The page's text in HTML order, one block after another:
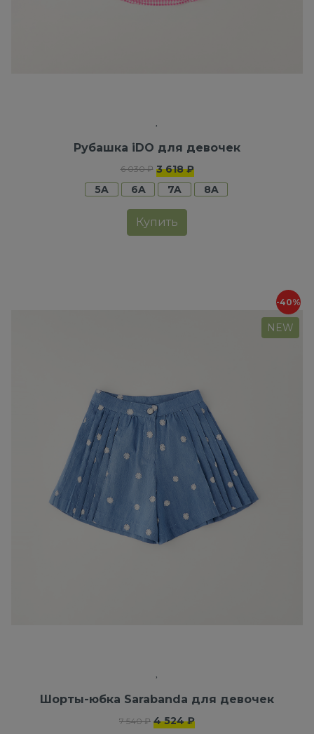
Рубашка iDO для девочек
6 030 ₽ 3 618 ₽
5A
6A 7A 8A
Купить
-40%
NEW
Шорты-юбка Sarabanda для девочек
7 540 ₽ 4 524 ₽